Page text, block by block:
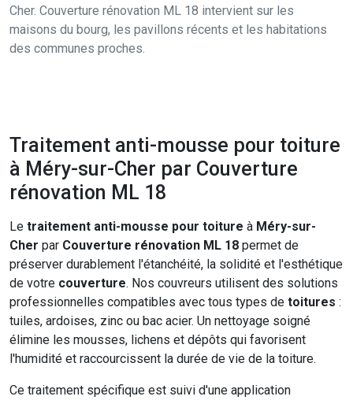
Cher. Couverture rénovation ML 18 intervient sur les
maisons du bourg, les pavillons récents et les habitations
des communes proches.
Traitement anti-mousse pour toiture
à Méry-sur-Cher par Couverture
rénovation ML 18
Le traitement anti-mousse pour toiture à Méry-sur-
Cher par Couverture rénovation ML 18 permet de
préserver durablement l'étanchéité, la solidité et l'esthétique
de votre couverture. Nos couvreurs utilisent des solutions
professionnelles compatibles avec tous types de toitures :
tuiles, ardoises, zinc ou bac acier. Un nettoyage soigné
élimine les mousses, lichens et dépôts qui favorisent
l'humidité et raccourcissent la durée de vie de la toiture.
Ce traitement spécifique est suivi d'une application